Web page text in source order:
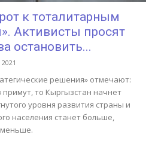
к тоталитарным
Активисты просят
остановить...
решения» отмечают:
примут, то Кыргызстан начнет
уровня развития страны и
населения станет больше,